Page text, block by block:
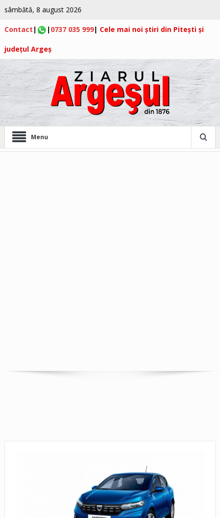
sâmbătă, 8 august 2026
Contact | | 0737 035 999| Cele mai noi știri din Pitești și
județul Argeș
Menu